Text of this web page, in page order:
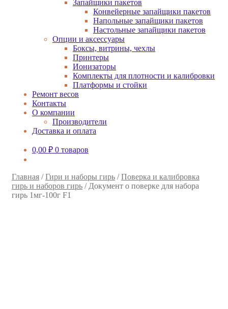
Запайщики пакетов
Конвейерные запайщики пакетов
Напольные запайщики пакетов
Настольные запайщики пакетов
Опции и аксессуары
Боксы, витрины, чехлы
Принтеры
Ионизаторы
Комплекты для плотности и калибровки
Платформы и стойки
Ремонт весов
Контакты
О компании
Производители
Доставка и оплата
0,00 ₽ 0 товаров
Главная /Гири и наборы гирь /Поверка и калибровка
гирь и наборов гирь / Документ о поверке для набора
гирь 1мг-100г F1